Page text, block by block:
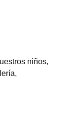
niños,